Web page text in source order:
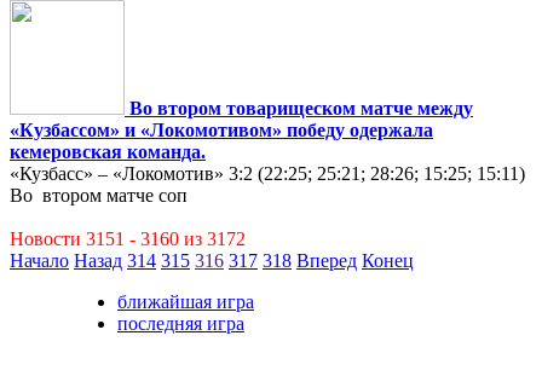
Во втором товарищеском матче между
«Кузбассом» и «Локомотивом» победу одержала
кемеровская команда.
«Кузбасс» – «Локомотив» 3:2 (22:25; 25:21; 28:26; 15:25; 15:11)
Во втором матче соп
Новости 3151 - 3160 из 3172
Начало Назад 314 315 316 317 318 Вперед Конец
ближайшая игра
последняя игра